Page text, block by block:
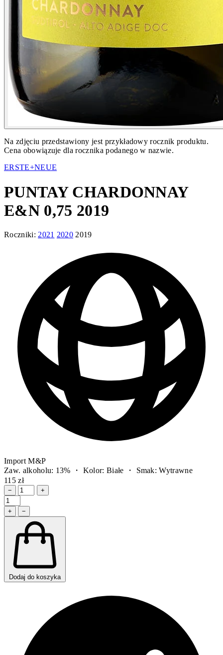
Na zdjęciu przedstawiony jest przykładowy rocznik produktu.
Cena obowiązuje dla rocznika podanego w nazwie.
ERSTE+NEUE
PUNTAY CHARDONNAY
E&N 0,75 2019
Roczniki: 2021 2020 2019
Import M&P
Zaw. alkoholu: 13% ・ Kolor: Białe ・ Smak: Wytrawne
115 zł
− +
+ −
Dodaj do koszyka